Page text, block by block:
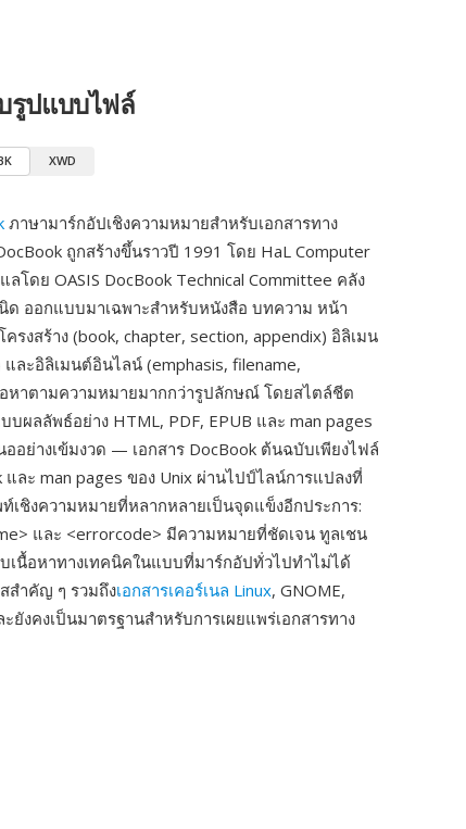
รูปแบบไฟล์
XWD
ภาษามาร์กอัปเชิงความหมายสำหรับเอกสารทาง
ถูกสร้างขึ้นราวปี 1991 โดย HaL Computer
โดย OASIS DocBook Technical Committee คลัง
ออกแบบมาเฉพาะสำหรับหนังสือ บทความ หน้า
งสร้าง (book, chapter, section, appendix) อิลิเมน
ละอิลิเมนต์อินไลน์ (emphasis, filename,
อหาตามความหมายมากกว่ารูปลักษณ์ โดยสไตล์ชีต
ผลลัพธ์อย่าง HTML, PDF, EPUB และ man pages
อย่างเข้มงวด — เอกสาร DocBook ต้นฉบับเพียงไฟล์
ละ man pages ของ Unix ผ่านไปป์ไลน์การแปลงที่
ชิงความหมายที่หลากหลายเป็นจุดแข็งอีกประการ:
และ <errorcode> มีความหมายที่ชัดเจน ทูลเชน
เนื้อหาทางเทคนิคในแบบที่มาร์กอัปทั่วไปทำไม่ได้
สำคัญ ๆ รวมถึงเอกสารเคอร์เนล Linux, GNOME,
ยังคงเป็นมาตรฐานสำหรับการเผยแพร่เอกสารทาง